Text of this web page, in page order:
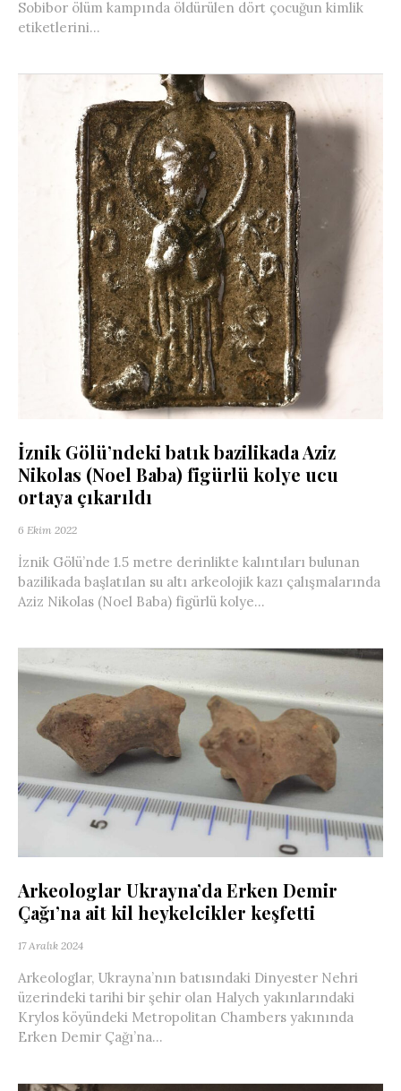
Sobibor ölüm kampında öldürülen dört çocuğun kimlik
etiketlerini...
İznik Gölü’ndeki batık bazilikada Aziz
Nikolas (Noel Baba) figürlü kolye ucu
ortaya çıkarıldı
6 Ekim 2022
İznik Gölü’nde 1.5 metre derinlikte kalıntıları bulunan
bazilikada başlatılan su altı arkeolojik kazı çalışmalarında
Aziz Nikolas (Noel Baba) figürlü kolye...
Arkeologlar Ukrayna’da Erken Demir
Çağı’na ait kil heykelcikler keşfetti
17 Aralık 2024
Arkeologlar, Ukrayna’nın batısındaki Dinyester Nehri
üzerindeki tarihi bir şehir olan Halych yakınlarındaki
Krylos köyündeki Metropolitan Chambers yakınında
Erken Demir Çağı’na...